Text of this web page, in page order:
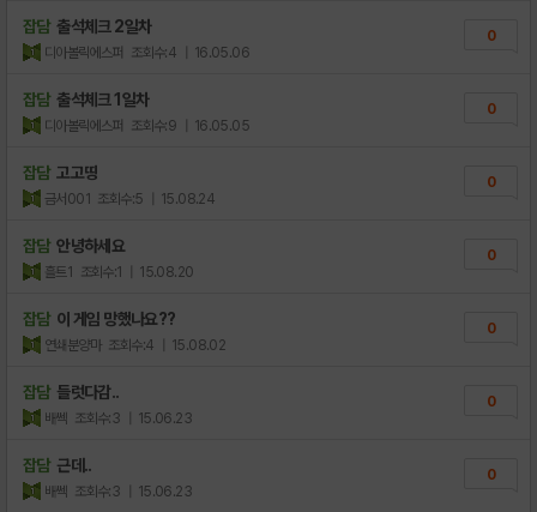
잡담 출석체크 2일차
디아볼릭에스퍼 조회수:4 | 16.05.06
0
잡담 출석체크 1일차
디아볼릭에스퍼 조회수:9 | 16.05.05
0
잡담 고고띵
금서001 조회수:5 | 15.08.24
0
잡담 안녕하세요
흘트1 조회수:1 | 15.08.20
0
잡담 이 게임 망했나요??
연쇄분양마 조회수:4 | 15.08.02
0
잡담 들럿다감..
배쎅 조회수:3 | 15.06.23
0
잡담 근데..
배쎅 조회수:3 | 15.06.23
0